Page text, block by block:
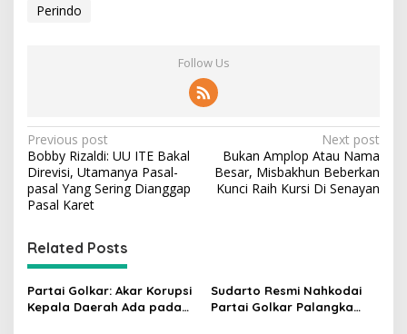
Perindo
Follow Us
P
o
s
t
n
a
v
i
Previous post
Bobby Rizaldi: UU ITE Bakal
Direvisi, Utamanya Pasal-
pasal Yang Sering Dianggap
Pasal Karet
Next post
Bukan Amplop Atau Nama
Besar, Misbakhun Beberkan
Kunci Raih Kursi Di Senayan
Related Posts
Partai Golkar: Akar Korupsi
Kepala Daerah Ada pada
Sudarto Resmi Nahkodai
Partai Golkar Palangka